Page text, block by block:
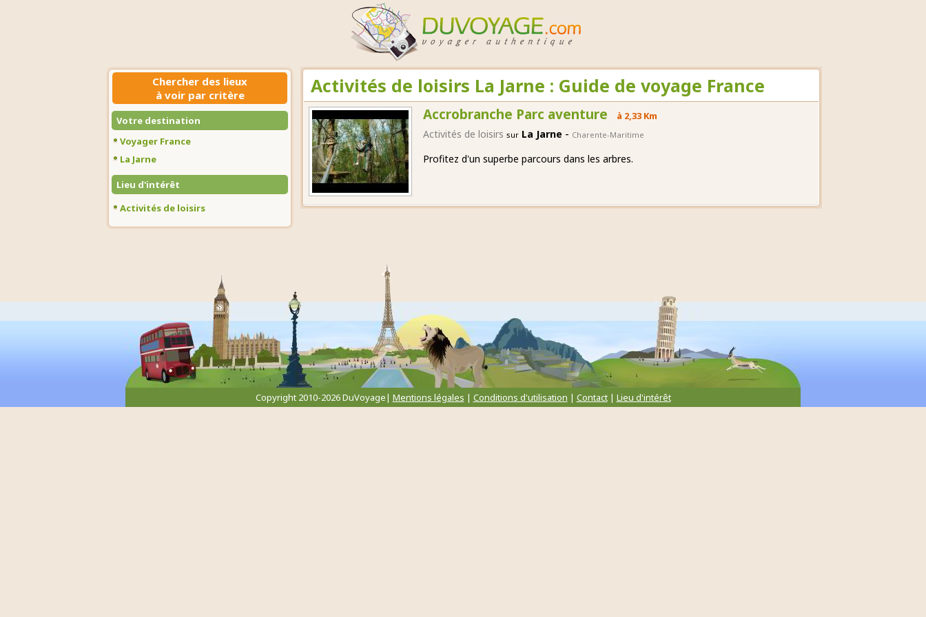
Chercher des lieux
à voir par critère
Votre destination
Voyager France
La Jarne
Lieu d'intérêt
Activités de loisirs
Activités de loisirs La Jarne : Guide de voyage France
Accrobranche Parc aventure à 2,33 Km
Activités de loisirs sur La Jarne - Charente-Maritime
Profitez d'un superbe parcours dans les arbres.
Copyright 2010-2026 DuVoyage| Mentions légales | Conditions d'utilisation | Contact| Lieu d'intérêt